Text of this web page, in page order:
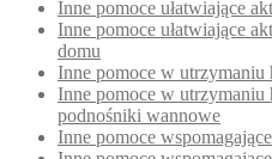
Inne pomoce ułatwiające
Inne pomoce ułatwiające
domu
Inne pomoce w utrzymaniu
Inne pomoce w
podnośniki wannowe
Inne pomoce